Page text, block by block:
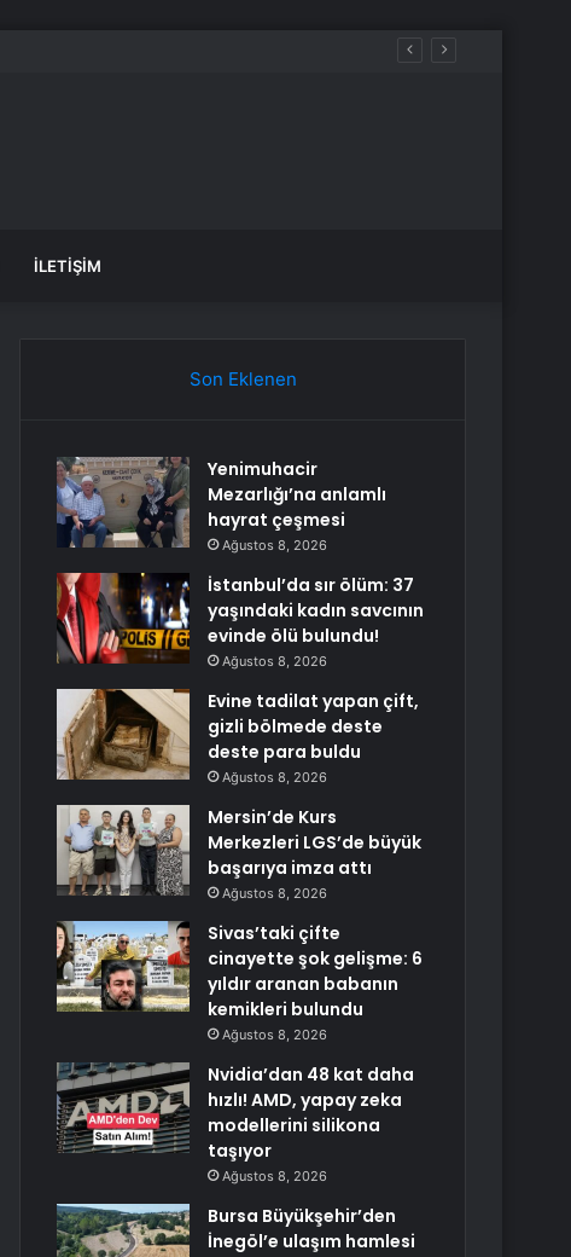
İLETIŞIM
Son Eklenen
Yenimuhacir
Mezarlığı’na anlamlı
hayrat çeşmesi
Ağustos 8, 2026
İstanbul’da sır ölüm: 37
yaşındaki kadın savcının
evinde ölü bulundu!
Ağustos 8, 2026
Evine tadilat yapan çift,
gizli bölmede deste
deste para buldu
Ağustos 8, 2026
Mersin’de Kurs
Merkezleri LGS’de büyük
başarıya imza attı
Ağustos 8, 2026
Sivas’taki çifte
cinayette şok gelişme: 6
yıldır aranan babanın
kemikleri bulundu
Ağustos 8, 2026
Nvidia’dan 48 kat daha
hızlı! AMD, yapay zeka
modellerini silikona
taşıyor
Ağustos 8, 2026
Bursa Büyükşehir’den
İnegöl’e ulaşım hamlesi